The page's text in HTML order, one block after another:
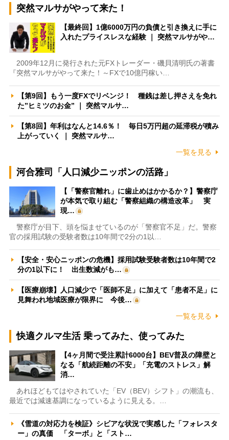
突然マルサがやって来た！
【最終回】1億6000万円の負債と引き換えに手に
入れたプライスレスな経験 ｜ 突然マルサがや…
2009年12月に発行された元FXトレーダー・磯貝清明氏の著書
『突然マルサがやって来た！～FXで10億円稼い…
【第9回】もう一度FXでリベンジ！ 種銭は差し押さえを免れ
た”ヒミツのお金” ｜ 突然マルサ…
【第8回】年利はなんと14.6％！ 毎日5万円超の延滞税が積み
上がっていく ｜ 突然マルサ…
一覧を見る
河合雅司「人口減少ニッポンの活路」
【「警察官離れ」に歯止めはかかるか？】警察庁
が本気で取り組む「警察組織の構造改革」 実
現…
警察庁が目下、頭を悩ませているのが「警察官不足」だ。警察
官の採用試験の受験者数は10年間で2分の1以…
【安全・安心ニッポンの危機】採用試験受験者数は10年間で2
分の1以下に！ 出生数減がも…
【医療崩壊】人口減少で「医師不足」に加えて「患者不足」に
見舞われ地域医療が限界に 今後…
一覧を見る
快適クルマ生活 乗ってみた、使ってみた
【4ヶ月間で受注累計6000台】BEV普及の障壁と
なる「航続距離の不安」「充電のストレス」解
消…
あれほどもてはやされていた「EV（BEV）シフト」の潮流も、
最近では減速基調になっているように見える。…
《雪道の対応力を検証》シビアな状況で実感した「フォレスタ
ー」の真価 「ターボ」と「スト…